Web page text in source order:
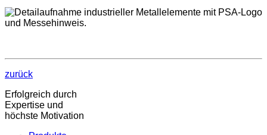
zurück
Erfolgreich durch
Expertise und
höchste Motivation